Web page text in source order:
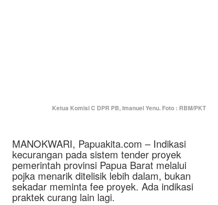
Ketua Komisi C DPR PB, Imanuel Yenu. Foto : RBM/PKT
MANOKWARI, Papuakita.com – Indikasi
kecurangan pada sistem tender proyek
pemerintah provinsi Papua Barat melalui
pojka menarik ditelisik lebih dalam, bukan
sekadar meminta fee proyek. Ada indikasi
praktek curang lain lagi.